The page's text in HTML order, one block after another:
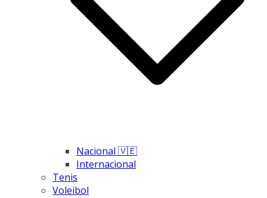
Nacional 🇻🇪
Internacional
Tenis
Voleibol